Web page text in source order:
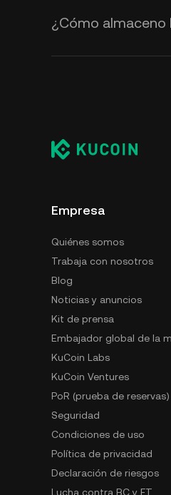
¿Cómo almaceno
Empresa
Quiénes somos
Trabaja con nosotros
Blog
Noticias y anuncios
Kit de prensa
Embajador global de la
KuCoin Labs
KuCoin Ventures
PoR (prueba de reservas)
Seguridad
Condiciones de uso
Política de privacidad
Declaración de riesgos
Lucha contra BC y FT